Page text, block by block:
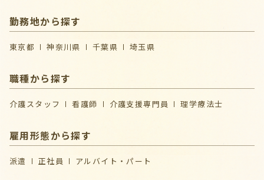
勤務地から探す
東京都 神奈川県 千葉県 埼玉県
職種から探す
介護スタッフ 看護師 介護支援専門員 理学療法士
雇用形態から探す
派遣 正社員 アルバイト・パート